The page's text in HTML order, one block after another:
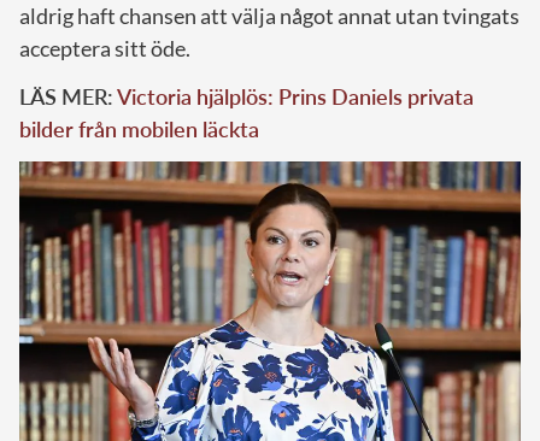
aldrig haft chansen att välja något annat utan tvingats
acceptera sitt öde.
LÄS MER:Victoria hjälplös: Prins Daniels privata
bilder från mobilen läckta